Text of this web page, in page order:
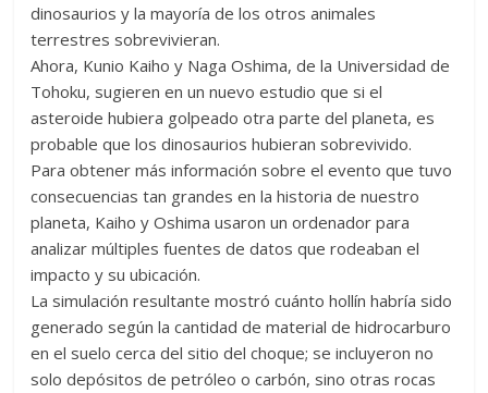
dinosaurios y la mayoría de los otros animales
terrestres sobrevivieran.
Ahora, Kunio Kaiho y Naga Oshima, de la Universidad de
Tohoku, sugieren en un nuevo estudio que si el
asteroide hubiera golpeado otra parte del planeta, es
probable que los dinosaurios hubieran sobrevivido.
Para obtener más información sobre el evento que tuvo
consecuencias tan grandes en la historia de nuestro
planeta, Kaiho y Oshima usaron un ordenador para
analizar múltiples fuentes de datos que rodeaban el
impacto y su ubicación.
La simulación resultante mostró cuánto hollín habría sido
generado según la cantidad de material de hidrocarburo
en el suelo cerca del sitio del choque; se incluyeron no
solo depósitos de petróleo o carbón, sino otras rocas